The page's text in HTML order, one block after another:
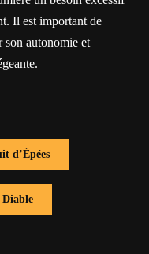
Il est important de
son autonomie et
d’Épées
Diable